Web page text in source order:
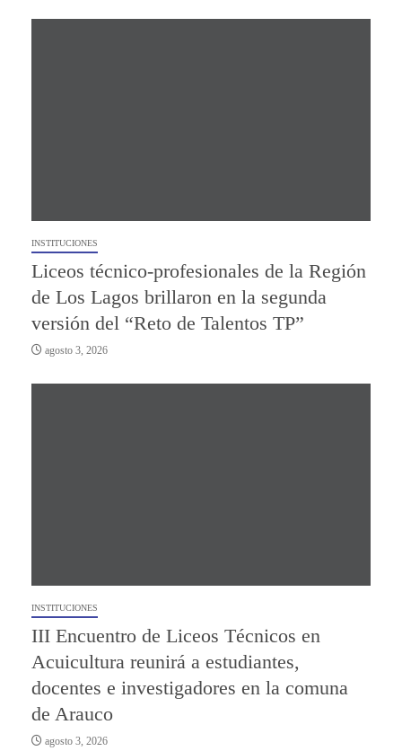
INSTITUCIONES
Liceos técnico-profesionales de la Región
de Los Lagos brillaron en la segunda
versión del “Reto de Talentos TP”
agosto 3, 2026
INSTITUCIONES
III Encuentro de Liceos Técnicos en
Acuicultura reunirá a estudiantes,
docentes e investigadores en la comuna
de Arauco
agosto 3, 2026